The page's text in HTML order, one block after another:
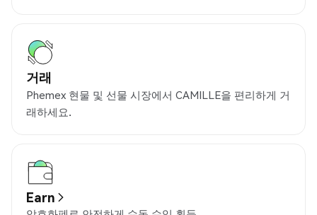
거래
Phemex 현물 및 선물 시장에서 CAMILLE을 편리하게 거
래하세요.
Earn